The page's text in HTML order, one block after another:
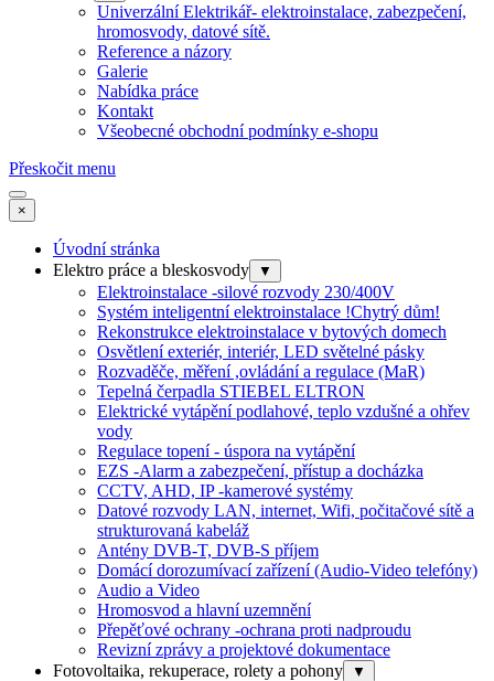
Univerzální Elektrikář- elektroinstalace, zabezpečení,
hromosvody, datové sítě.
Reference a názory
Galerie
Nabídka práce
Kontakt
Všeobecné obchodní podmínky e-shopu
Přeskočit menu
×
Úvodní stránka
Elektro práce a bleskosvody
▼
Elektroinstalace -silové rozvody 230/400V
Systém inteligentní elektroinstalace !Chytrý dům!
Rekonstrukce elektroinstalace v bytových domech
Osvětlení exteriér, interiér, LED světelné pásky
Rozvaděče, měření ,ovládání a regulace (MaR)
Tepelná čerpadla STIEBEL ELTRON
Elektrické vytápění podlahové, teplo vzdušné a ohřev
vody
Regulace topení - úspora na vytápění
EZS -Alarm a zabezpečení, přístup a docházka
CCTV, AHD, IP -kamerové systémy
Datové rozvody LAN, internet, Wifi, počitačové sítě a
strukturovaná kabeláž
Antény DVB-T, DVB-S příjem
Domácí dorozumívací zařízení (Audio-Video telefóny)
Audio a Video
Hromosvod a hlavní uzemnění
Přepěťové ochrany -ochrana proti nadproudu
Revizní zprávy a projektové dokumentace
Fotovoltaika, rekuperace, rolety a pohony
▼